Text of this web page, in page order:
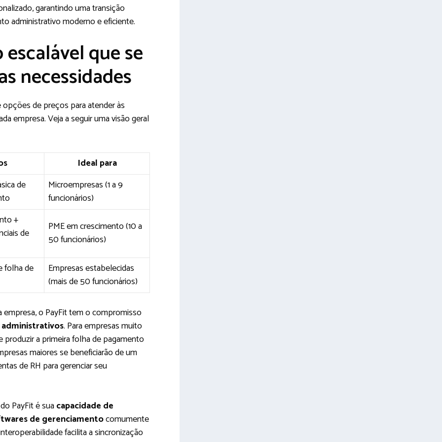
garantindo uma transição
administrativo moderno e eficiente.
que se
necessidades
de preços para atender às
empresa. Veja a seguir uma visão geral
Ideal para
de
Microempresas (1 a 9
funcionários)
+
de
PME em crescimento (10 a
50 funcionários)
folha de
Empresas estabelecidas
(mais de 50 funcionários)
empresa, o PayFit tem o compromisso
. Para empresas muito
a primeira folha de pagamento
maiores se beneficiarão de um
de RH para gerenciar seu
PayFit é suacapacidade de
de gerenciamentocomumente
facilita a sincronização